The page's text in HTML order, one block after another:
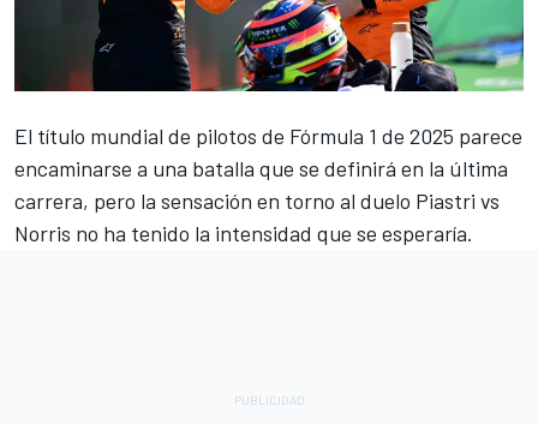
El título mundial de pilotos de Fórmula 1 de 2025 parece
encaminarse a una batalla que se definirá en la última
carrera, pero la sensación en torno al duelo Piastri vs
Norris no ha tenido la intensidad que se esperaría.